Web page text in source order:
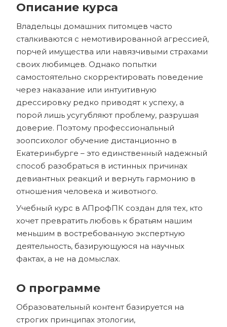
Описание курса
Владельцы домашних питомцев часто
сталкиваются с немотивированной агрессией,
порчей имущества или навязчивыми страхами
своих любимцев. Однако попытки
самостоятельно скорректировать поведение
через наказание или интуитивную
дрессировку редко приводят к успеху, а
порой лишь усугубляют проблему, разрушая
доверие. Поэтому профессиональный
зоопсихолог обучение дистанционно в
Екатеринбурге – это единственный надежный
способ разобраться в истинных причинах
девиантных реакций и вернуть гармонию в
отношения человека и животного.
Учебный курс в АПрофПК создан для тех, кто
хочет превратить любовь к братьям нашим
меньшим в востребованную экспертную
деятельность, базирующуюся на научных
фактах, а не на домыслах.
О программе
Образовательный контент базируется на
строгих принципах этологии,